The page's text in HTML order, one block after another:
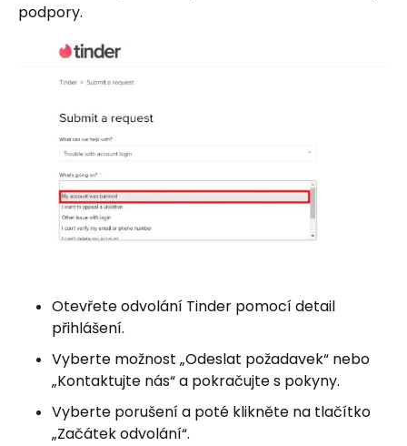
podpory.
Otevřete odvolání Tinder pomocí detail
přihlášení.
Vyberte možnost „Odeslat požadavek“ nebo
„Kontaktujte nás“ a pokračujte s pokyny.
Vyberte porušení a poté klikněte na tlačítko
„Začátek odvolání“.